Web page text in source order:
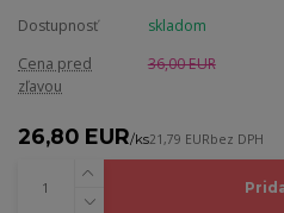
Dostupnosť
skladom
Cena pred
zľavou
36,00 EUR
26,80 EUR/ks21,79 EURbez DPH